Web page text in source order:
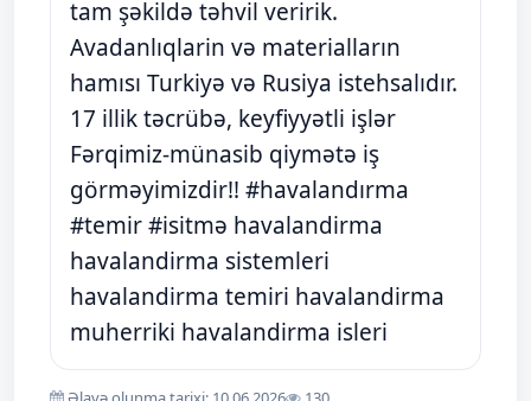
tam şəkildə təhvil veririk.
Avadanlıqlarin və materialların
hamısı Turkiyə və Rusiya istehsalıdır.
17 illik təcrübə, keyfiyyətli işlər
Fərqimiz-münasib qiymətə iş
görməyimizdir!! #havalandırma
#temir #isitmə havalandirma
havalandirma sistemleri
havalandirma temiri havalandirma
muherriki havalandirma isleri